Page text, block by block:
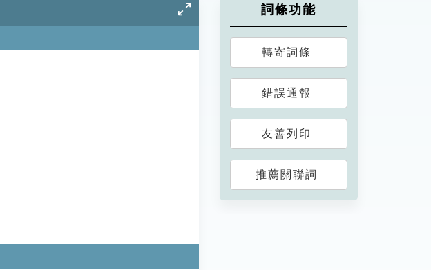
詞條功能
轉寄詞條
錯誤通報
友善列印
推薦關聯詞